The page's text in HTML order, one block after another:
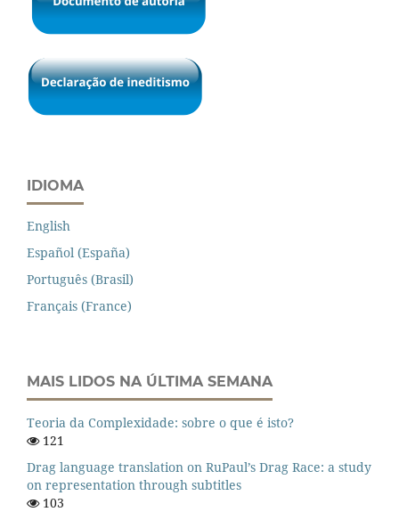
IDIOMA
English
Español (España)
Português (Brasil)
Français (France)
MAIS LIDOS NA ÚLTIMA SEMANA
Teoria da Complexidade: sobre o que é isto?
121
Drag language translation on RuPaul’s Drag Race: a study
on representation through subtitles
103